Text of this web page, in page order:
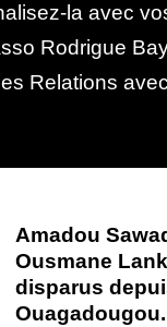
la avec
Rodrigue
Relations
Amadou
Ousmane
disparus